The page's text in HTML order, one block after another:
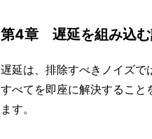
第4章 遅延を組み込む
遅延は、排除すべきノイズで
すべてを即座に解決すること
ます。